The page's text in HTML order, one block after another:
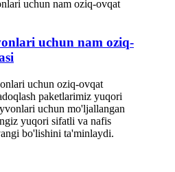
uchun nam oziq-
uchun oziq-ovqat
paketlarimiz yuqori
uchun mo'ljallangan
yuqori sifatli va nafis
bo'lishini ta'minlaydi.